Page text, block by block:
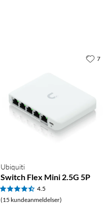
Ubiquiti
Switch Flex Mini 2.5G 5P
4.5
(15 kundeanmeldelser)
7